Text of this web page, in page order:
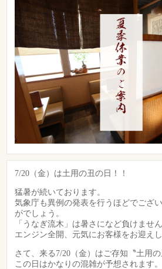
7/20（金）は土用の丑の日！！
猛暑が続いております。
気象庁も異例の発表を行うほどでござ
がでしょう。
「うなぎ流木」は暑さになど負けません
エンジン全開、元気にお客様をお迎え
さて、来る7/20（金）はご存知〝土用の
この日はかなりの混雑が予想されます。